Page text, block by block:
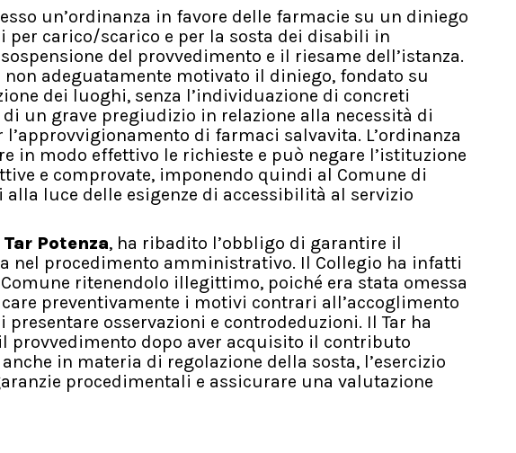
un’ordinanza in favore delle farmacie su un diniego
carico/scarico e per la sosta dei disabili in
del provvedimento e il riesame dell’istanza.
adeguatamente motivato il diniego, fondato su
dei luoghi, senza l’individuazione di concreti
un grave pregiudizio in relazione alla necessità di
di farmaci salvavita. L’ordinanza
in modo effettivo le richieste e può negare l’istituzione
e comprovate, imponendo quindi al Comune di
luce delle esigenze di accessibilità al servizio
Tar Potenza, ha ribadito l’obbligo di garantire il
nel procedimento amministrativo. Il Collegio ha infatti
ritenendolo illegittimo, poiché era stata omessa
preventivamente i motivi contrari all’accoglimento
osservazioni e controdeduzioni. Il Tar ha
dopo aver acquisito il contributo
in materia di regolazione della sosta, l’esercizio
procedimentali e assicurare una valutazione